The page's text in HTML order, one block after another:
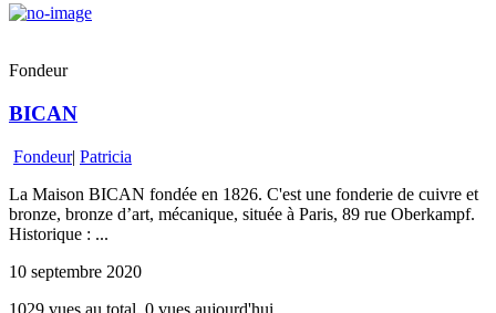
Fondeur
BICAN
Fondeur| Patricia
La Maison BICAN fondée en 1826. C'est une fonderie de cuivre et
bronze, bronze d’art, mécanique, située à Paris, 89 rue Oberkampf.
Historique : ...
10 septembre 2020
1029 vues au total, 0 vues aujourd'hui